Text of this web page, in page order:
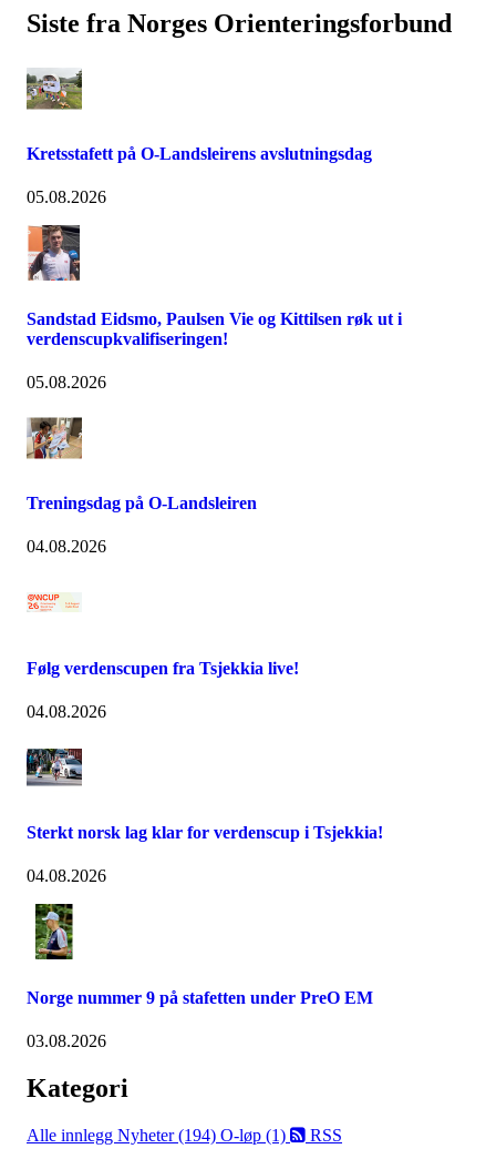
Siste fra Norges Orienteringsforbund
Kretsstafett på O-Landsleirens avslutningsdag
05.08.2026
Sandstad Eidsmo, Paulsen Vie og Kittilsen røk ut i
verdenscupkvalifiseringen!
05.08.2026
Treningsdag på O-Landsleiren
04.08.2026
Følg verdenscupen fra Tsjekkia live!
04.08.2026
Sterkt norsk lag klar for verdenscup i Tsjekkia!
04.08.2026
Norge nummer 9 på stafetten under PreO EM
03.08.2026
Kategori
Alle innlegg Nyheter (194) O-løp (1) RSS